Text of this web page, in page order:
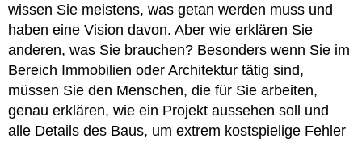
wissen Sie meistens, was getan werden muss und
haben eine Vision davon. Aber wie erklären Sie
anderen, was Sie brauchen? Besonders wenn Sie im
Bereich Immobilien oder Architektur tätig sind,
müssen Sie den Menschen, die für Sie arbeiten,
genau erklären, wie ein Projekt aussehen soll und
alle Details des Baus, um extrem kostspielige Fehler